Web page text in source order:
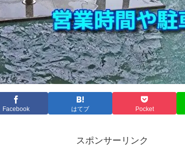
Facebook はてブ Pocket
スポンサーリンク